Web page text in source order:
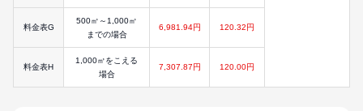
料金表G
500㎥～1,000㎥
までの場合
6,981.94円 120.32円
料金表H
1,000㎥をこえる
場合
7,307.87円 120.00円